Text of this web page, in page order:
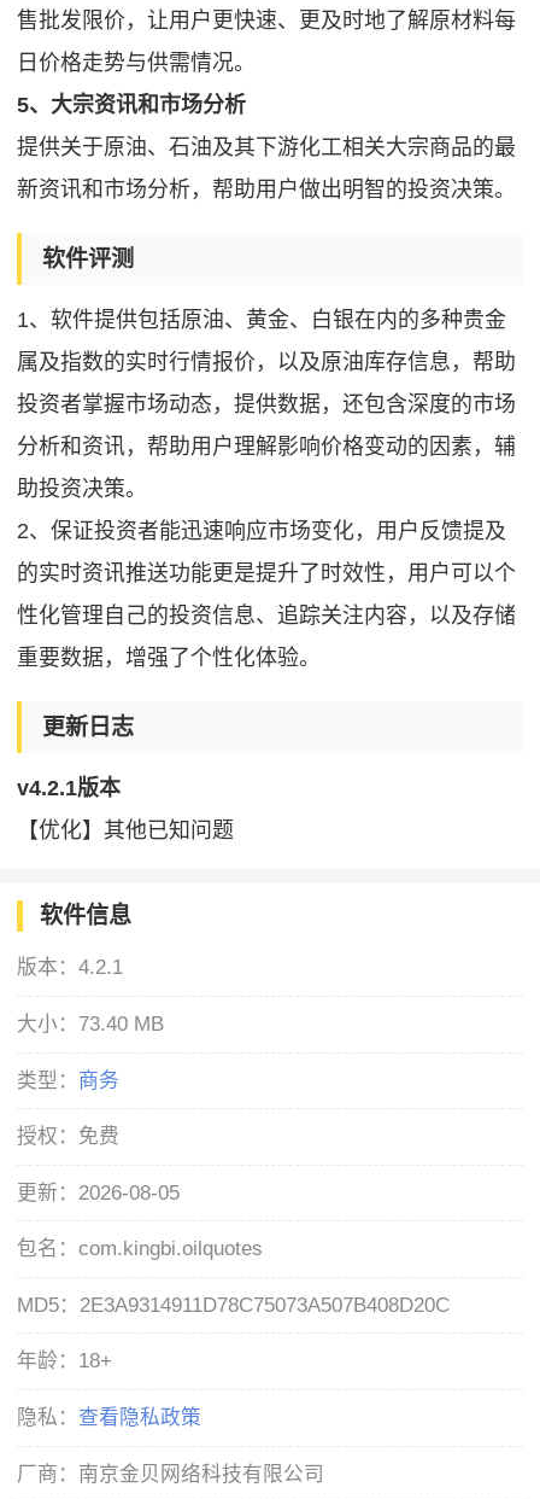
售批发限价，让用户更快速、更及时地了解原材料每
日价格走势与供需情况。
5、大宗资讯和市场分析
提供关于原油、石油及其下游化工相关大宗商品的最
新资讯和市场分析，帮助用户做出明智的投资决策。
软件评测
1、软件提供包括原油、黄金、白银在内的多种贵金
属及指数的实时行情报价，以及原油库存信息，帮助
投资者掌握市场动态，提供数据，还包含深度的市场
分析和资讯，帮助用户理解影响价格变动的因素，辅
助投资决策。
2、保证投资者能迅速响应市场变化，用户反馈提及
的实时资讯推送功能更是提升了时效性，用户可以个
性化管理自己的投资信息、追踪关注内容，以及存储
重要数据，增强了个性化体验。
更新日志
v4.2.1版本
【优化】其他已知问题
软件信息
版本：4.2.1
大小： 73.40 MB
类型： 商务
授权： 免费
更新： 2026-08-05
包名：com.kingbi.oilquotes
MD5： 2E3A9314911D78C75073A507B408D20C
年龄： 18+
隐私： 查看隐私政策
厂商： 南京金贝网络科技有限公司